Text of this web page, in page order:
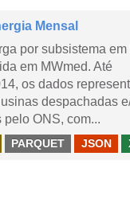
Mensal
por subsistema em
em MWmed. Até
os dados
despachadas
pelo ONS, com...
PARQUET JSON